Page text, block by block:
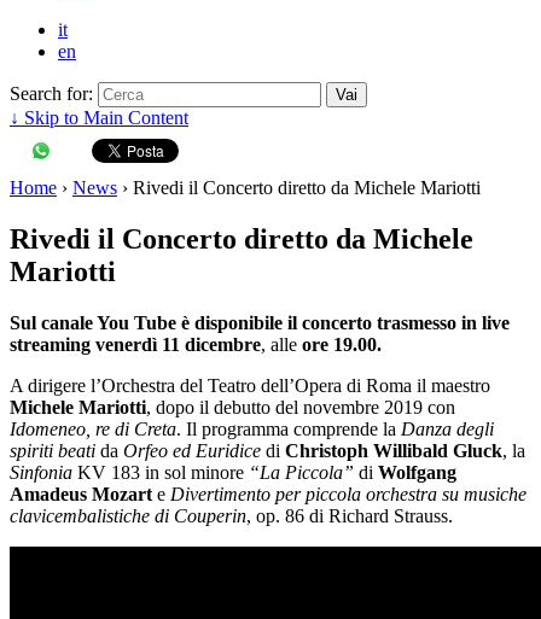
it
en
Search for:
↓ Skip to Main Content
Home › News › Rivedi il Concerto diretto da Michele Mariotti
Rivedi il Concerto diretto da Michele
Mariotti
Sul canale You Tube è disponibile il concerto trasmesso in live
streaming venerdì 11 dicembre, alle ore 19.00.
A dirigere l’Orchestra del Teatro dell’Opera di Roma il maestro
Michele Mariotti, dopo il debutto del novembre 2019 con
Idomeneo, re di Creta. Il programma comprende la Danza degli
spiriti beati da Orfeo ed Euridice di Christoph Willibald Gluck, la
Sinfonia KV 183 in sol minore “La Piccola” di Wolfgang
Amadeus Mozart e Divertimento per piccola orchestra su musiche
clavicembalistiche di Couperin, op. 86 di Richard Strauss.